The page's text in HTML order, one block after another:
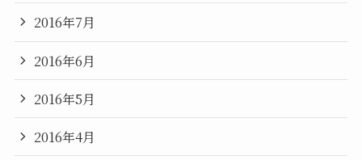
2016年7月
2016年6月
2016年5月
2016年4月